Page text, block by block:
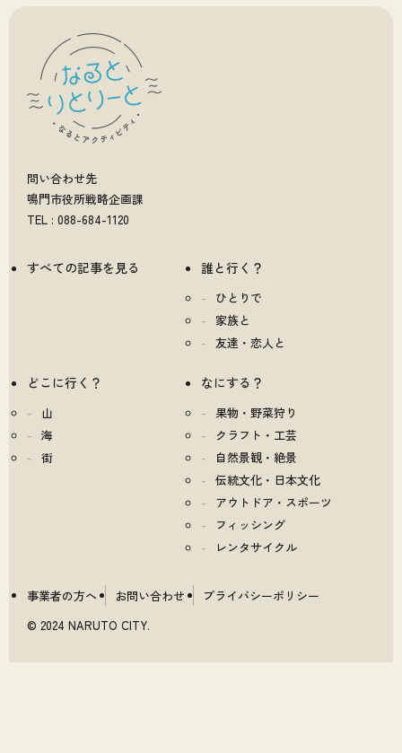
問い合わせ先
鳴門市役所戦略企画課
TEL : 088-684-1120
すべての記事を見る 誰と行く？
ひとりで
家族と
友達・恋人と
どこに行く？
山
海
街
なにする？
果物・野菜狩り
クラフト・工芸
自然景観・絶景
伝統文化・日本文化
アウトドア・スポーツ
フィッシング
レンタサイクル
事業者の方へ お問い合わせ
プライバシーポリシー
© 2024 NARUTO CITY.